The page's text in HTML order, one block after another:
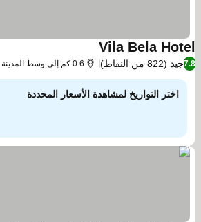
Vila Bela Hotel
7.8جيد (822 من النقاط) 0.6 كم إلى وسط المدينة
اختر التواريخ لمشاهدة الأسعار المحددة